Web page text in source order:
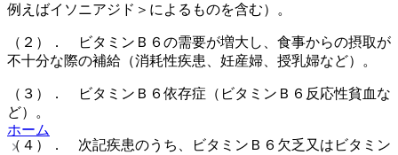
例えばイソニアジド＞によるものを含む）。
（２）． ビタミンＢ６の需要が増大し、食事からの摂取が
不十分な際の補給（消耗性疾患、妊産婦、授乳婦など）。
（３）． ビタミンＢ６依存症（ビタミンＢ６反応性貧血な
ど）。
（４）． 次記疾患のうち、ビタミンＢ６欠乏又はビタミン
ホーム